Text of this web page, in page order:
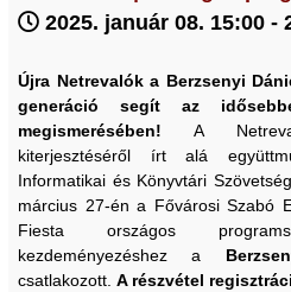
2025. január 08. 15:00 -
Újra Netrevalók a Berzsenyi
generáció segít az
megismerésében!A
kiterjesztéséről írt alá
Informatikai és Könyvtári
március 27-én a Fővárosi Szabó
Fiesta országos
kezdeményezéshez a
csatlakozott. A részvétel